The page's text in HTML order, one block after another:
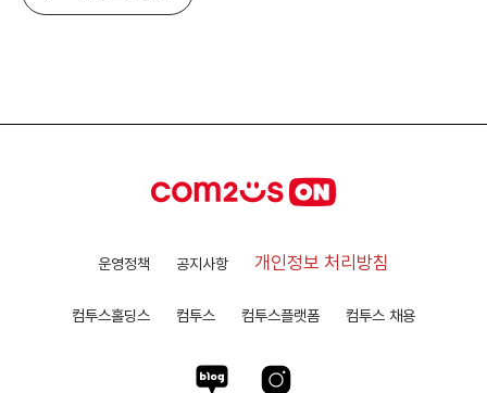
운영정책 공지사항 개인정보 처리방침
컴투스홀딩스 컴투스 컴투스플랫폼 컴투스 채용